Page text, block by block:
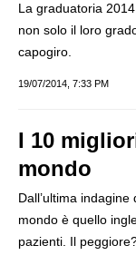
La graduatoria
non solo il loro
capogiro.
19/07/2014, 7:33 PM
I 10
mondo
Dall’ultima
mondo è quello
pazienti. Il